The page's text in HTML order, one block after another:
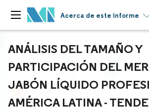
Acerca de este informe
ANÁLISIS DEL TAMAÑO Y
PARTICIPACIÓN DEL
JABÓN LÍQUIDO
AMÉRICA LATINA -